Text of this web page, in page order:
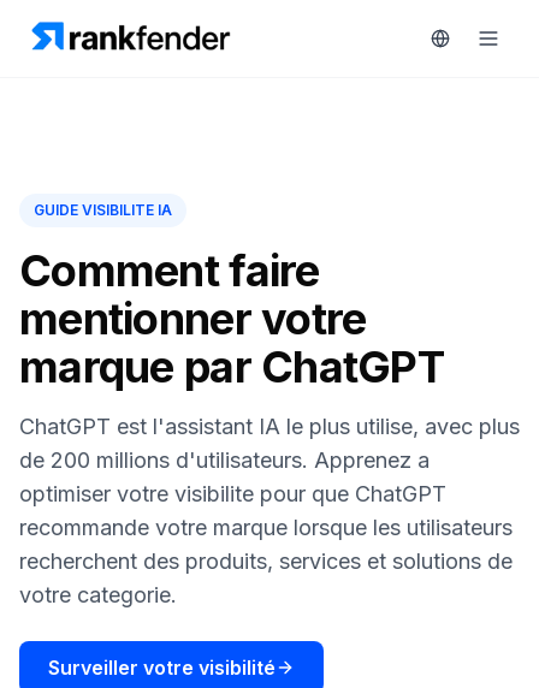
SURVEILLEZ
Engine
Analyse
concurrentielle
Intelligence
des mots-
clés
Content
Solutions
Ressources
Outils
Tarifs
une
démo
GUIDE VISIBILITE IA
Comment faire
mentionner votre
marque par ChatGPT
ChatGPT est l'assistant IA le plus utilise, avec plus
de 200 millions d'utilisateurs. Apprenez a
optimiser votre visibilite pour que ChatGPT
recommande votre marque lorsque les utilisateurs
recherchent des produits, services et solutions de
votre categorie.
Surveiller votre visibilité